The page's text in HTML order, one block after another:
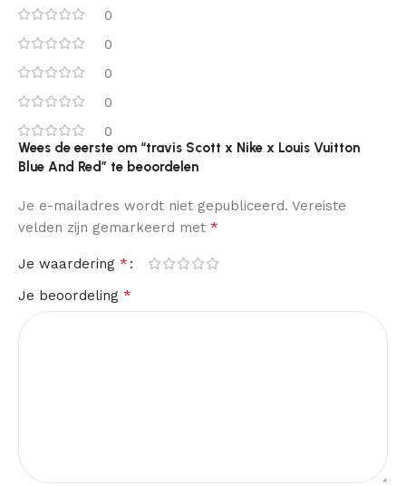
0
0
0
0
0
Wees de eerste om “travis Scott x Nike x Louis Vuitton
Blue And Red” te beoordelen
Je e-mailadres wordt niet gepubliceerd. Vereiste
velden zijn gemarkeerd met *
Je waardering *
Je beoordeling *